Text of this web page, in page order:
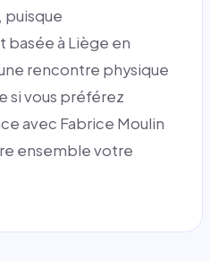
basée à Liège en
rencontre physique
si vous préférez
avec Fabrice Moulin
ensemble votre